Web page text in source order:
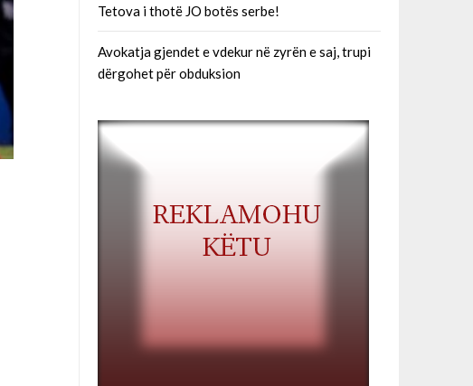
Tetova i thotë JO botës serbe!
Avokatja gjendet e vdekur në zyrën e saj, trupi
dërgohet për obduksion